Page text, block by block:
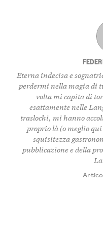
Eterna indecisa e
perdermi nella magia di
volta mi capita di
esattamente nelle
traslochi, mi hanno
proprio là (o meglio
squisitezza
pubblicazione e della